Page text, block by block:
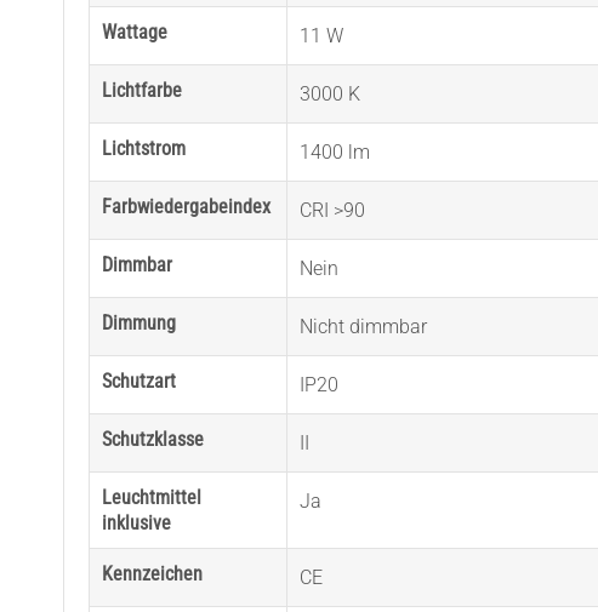
Wattage 11 W
Lichtfarbe 3000 K
Lichtstrom 1400 lm
Farbwiedergabeindex CRI >90
Dimmbar Nein
Dimmung Nicht dimmbar
Schutzart IP20
Schutzklasse
Leuchtmittel
inklusive
Ja
Kennzeichen CE